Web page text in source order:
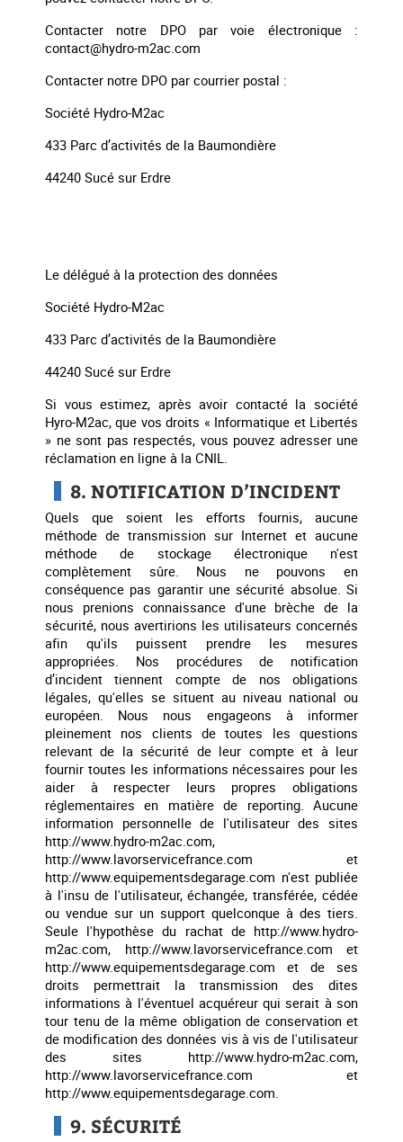
Contacter notre DPO par voie électronique :
contact@hydro-m2ac.com
Contacter notre DPO par courrier postal :
Société Hydro-M2ac
433 Parc d’activités de la Baumondière
44240 Sucé sur Erdre
Le délégué à la protection des données
Société Hydro-M2ac
433 Parc d’activités de la Baumondière
44240 Sucé sur Erdre
Si vous estimez, après avoir contacté la société
Hyro-M2ac, que vos droits « Informatique et Libertés
» ne sont pas respectés, vous pouvez adresser une
réclamation en ligne à la CNIL.
8. NOTIFICATION D’INCIDENT
Quels que soient les efforts fournis, aucune
méthode de transmission sur Internet et aucune
méthode de stockage électronique n'est
complètement sûre. Nous ne pouvons en
conséquence pas garantir une sécurité absolue. Si
nous prenions connaissance d'une brèche de la
sécurité, nous avertirions les utilisateurs concernés
afin qu'ils puissent prendre les mesures
appropriées. Nos procédures de notification
d’incident tiennent compte de nos obligations
légales, qu'elles se situent au niveau national ou
européen. Nous nous engageons à informer
pleinement nos clients de toutes les questions
relevant de la sécurité de leur compte et à leur
fournir toutes les informations nécessaires pour les
aider à respecter leurs propres obligations
réglementaires en matière de reporting. Aucune
information personnelle de l'utilisateur des sites
http://www.hydro-m2ac.com,
http://www.lavorservicefrance.com et
http://www.equipementsdegarage.com n'est publiée
à l'insu de l'utilisateur, échangée, transférée, cédée
ou vendue sur un support quelconque à des tiers.
Seule l'hypothèse du rachat de http://www.hydro-
m2ac.com, http://www.lavorservicefrance.com et
http://www.equipementsdegarage.com et de ses
droits permettrait la transmission des dites
informations à l'éventuel acquéreur qui serait à son
tour tenu de la même obligation de conservation et
de modification des données vis à vis de l'utilisateur
des sites http://www.hydro-m2ac.com,
http://www.lavorservicefrance.com et
http://www.equipementsdegarage.com.
9. SÉCURITÉ